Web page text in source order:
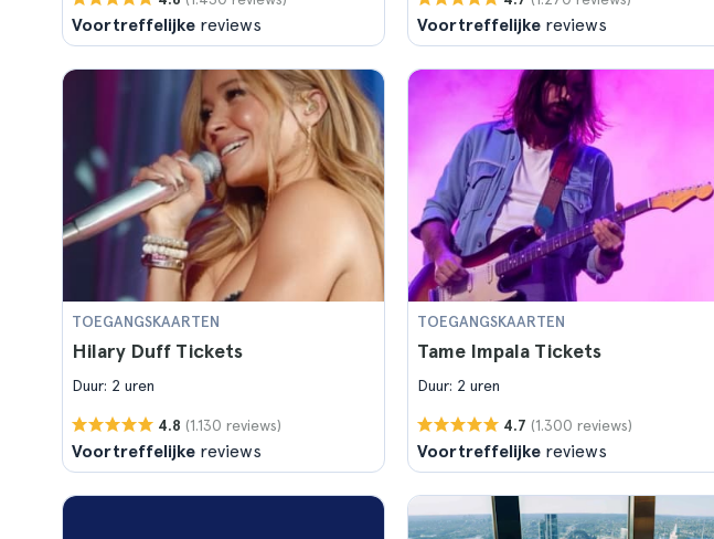
Voortreffelijke reviews Voortreffelijke reviews
TOEGANGSKAARTEN
Hilary Duff Tickets
Duur: 2 uren
4.8 (1.130 reviews)
Voortreffelijke reviews
TOEGANGSKAARTEN
Tame Impala Tickets
Duur: 2 uren
4.7 (1.300 reviews)
Voortreffelijke reviews